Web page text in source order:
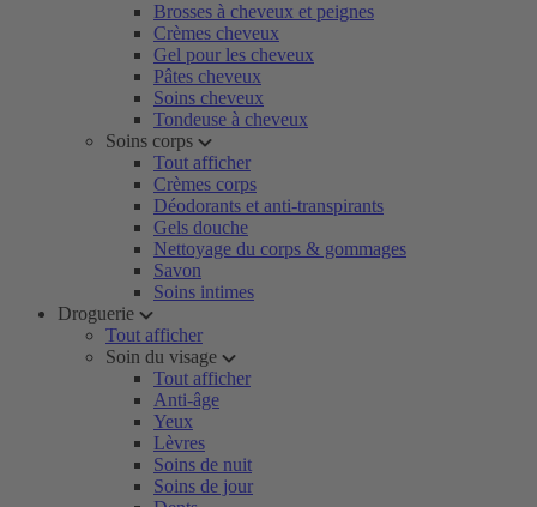
Brosses à cheveux et peignes
Crèmes cheveux
Gel pour les cheveux
Pâtes cheveux
Soins cheveux
Tondeuse à cheveux
Soins corps
Tout afficher
Crèmes corps
Déodorants et anti-transpirants
Gels douche
Nettoyage du corps & gommages
Savon
Soins intimes
Droguerie
Tout afficher
Soin du visage
Tout afficher
Anti-âge
Yeux
Lèvres
Soins de nuit
Soins de jour